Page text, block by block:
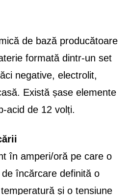
de bază producătoare
formată dintr-un set
negative, electrolit,
Există șase elemente
acid de 12 volți.
în amperi/oră pe care o
încărcare definită o
și o tensiune